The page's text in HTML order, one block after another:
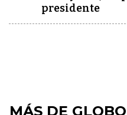
presidente
MÁS DE